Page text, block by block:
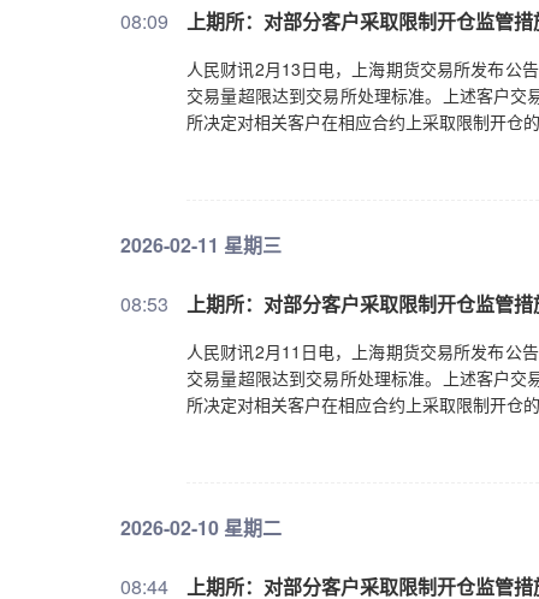
08:09 上期所：对部分客户采取限制开仓监管措
人民财讯2月13日电，上海期货交易所发布公
交易量超限达到交易所处理标准。上述客户
所决定对相关客户在相应合约上采取限制开仓
2026-02-11 星期三
08:53 上期所：对部分客户采取限制开仓监管措
人民财讯2月11日电，上海期货交易所发布公
交易量超限达到交易所处理标准。上述客户
所决定对相关客户在相应合约上采取限制开仓
2026-02-10 星期二
08:44 上期所：对部分客户采取限制开仓监管措